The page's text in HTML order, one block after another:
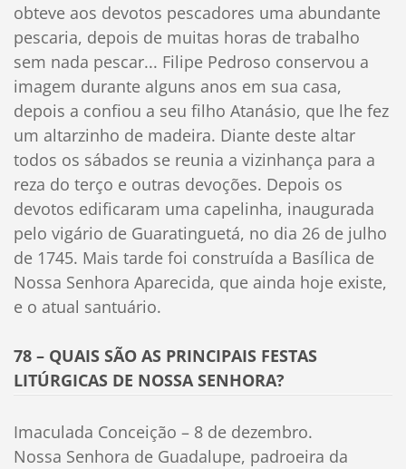
obteve aos devotos pescadores uma abundante
pescaria, depois de muitas horas de trabalho
sem nada pescar... Filipe Pedroso conservou a
imagem durante alguns anos em sua casa,
depois a confiou a seu filho Atanásio, que lhe fez
um altarzinho de madeira. Diante deste altar
todos os sábados se reunia a vizinhança para a
reza do terço e outras devoções. Depois os
devotos edificaram uma capelinha, inaugurada
pelo vigário de Guaratinguetá, no dia 26 de julho
de 1745. Mais tarde foi construída a Basílica de
Nossa Senhora Aparecida, que ainda hoje existe,
e o atual santuário.
78 – QUAIS SÃO AS PRINCIPAIS FESTAS
LITÚRGICAS DE NOSSA SENHORA?
Imaculada Conceição – 8 de dezembro.
Nossa Senhora de Guadalupe, padroeira da